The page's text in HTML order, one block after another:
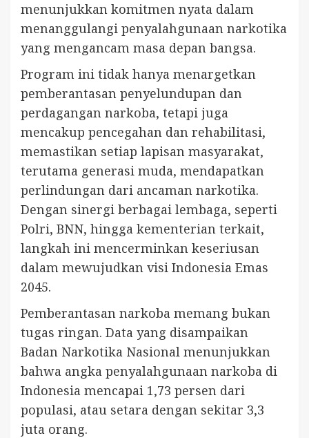
menunjukkan komitmen nyata dalam
menanggulangi penyalahgunaan narkotika
yang mengancam masa depan bangsa.
Program ini tidak hanya menargetkan
pemberantasan penyelundupan dan
perdagangan narkoba, tetapi juga
mencakup pencegahan dan rehabilitasi,
memastikan setiap lapisan masyarakat,
terutama generasi muda, mendapatkan
perlindungan dari ancaman narkotika.
Dengan sinergi berbagai lembaga, seperti
Polri, BNN, hingga kementerian terkait,
langkah ini mencerminkan keseriusan
dalam mewujudkan visi Indonesia Emas
2045.
Pemberantasan narkoba memang bukan
tugas ringan. Data yang disampaikan
Badan Narkotika Nasional menunjukkan
bahwa angka penyalahgunaan narkoba di
Indonesia mencapai 1,73 persen dari
populasi, atau setara dengan sekitar 3,3
juta orang.